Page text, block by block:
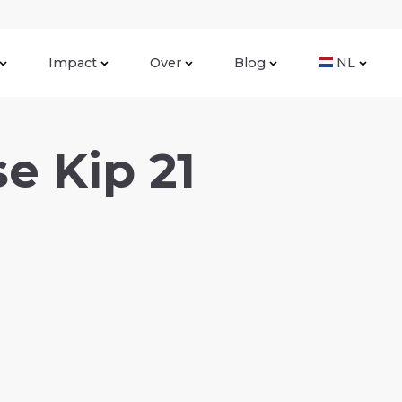
Impact Over Blog NL
Kip 21